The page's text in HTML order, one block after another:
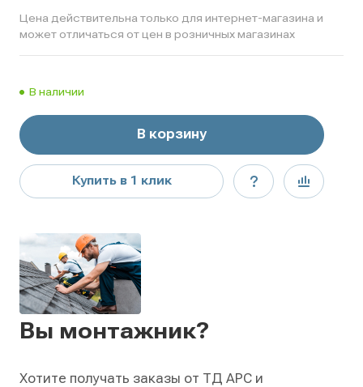
Цена действительна только для интернет-магазина и
может отличаться от цен в розничных магазинах
В наличии
В корзину
Купить в 1 клик
Вы монтажник?
Хотите получать заказы от ТД АРС и